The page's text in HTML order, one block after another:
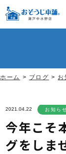
ホーム > ブログ > お
2021.04.22 お知ら
今年こそ
グをしま